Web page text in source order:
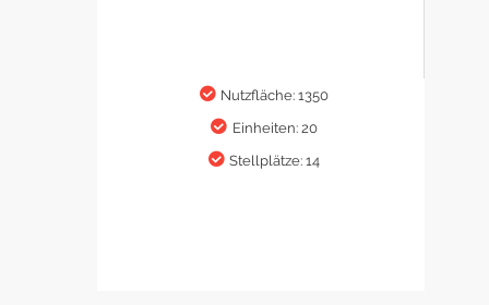
Nutzfläche: 1350
Einheiten: 20
Stellplätze: 14